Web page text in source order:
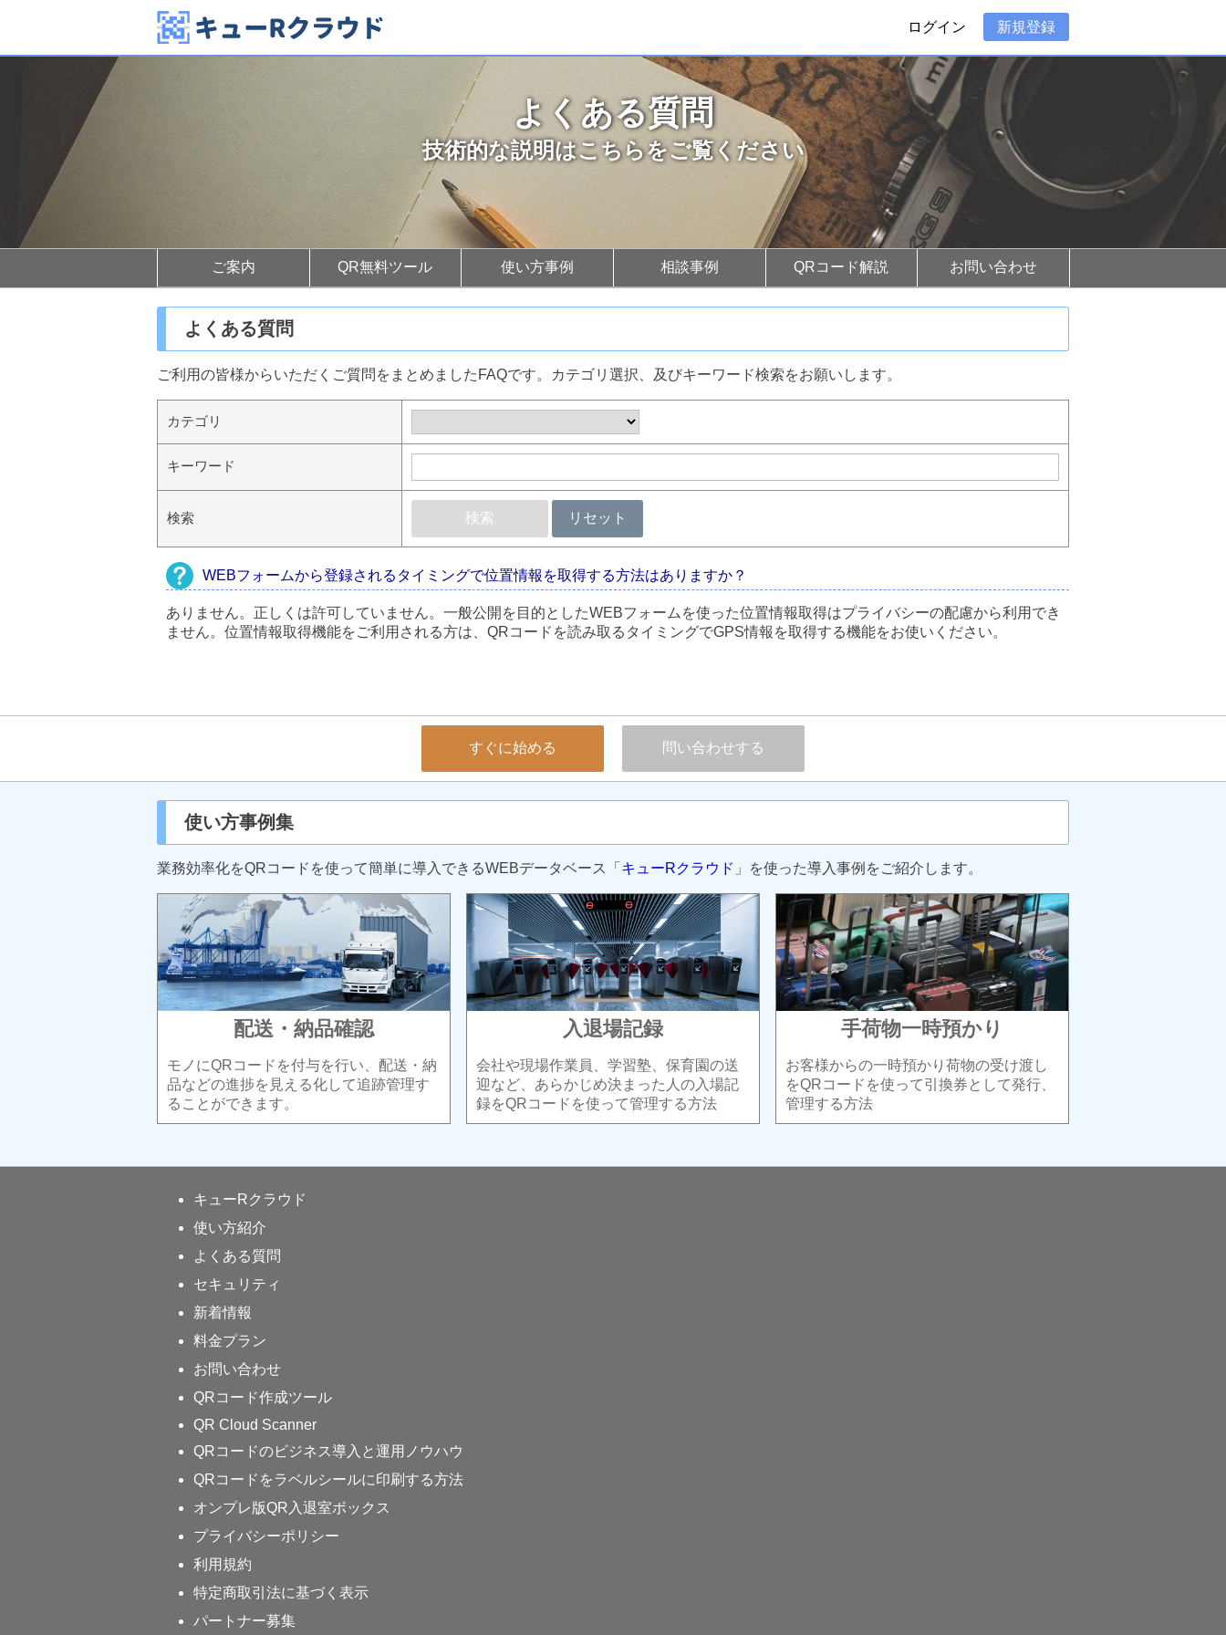
ログイン 新規登録
よくある質問
技術的な説明はこちらをご覧ください
ご案内 QR無料ツール 使い方事例 相談事例 QRコード解説 お問い合わせ
よくある質問
ご利用の皆様からいただくご質問をまとめましたFAQです。カテゴリ選択、及びキーワード検索をお願いします。
カテゴリ
キーワード
検索 検索 リセット
WEBフォームから登録されるタイミングで位置情報を取得する方法はありますか？
ありません。正しくは許可していません。一般公開を目的としたWEBフォームを使った位置情報取得はプライバシーの配慮から利用でき
ません。位置情報取得機能をご利用される方は、QRコードを読み取るタイミングでGPS情報を取得する機能をお使いください。
すぐに始める 問い合わせする
使い方事例集
業務効率化をQRコードを使って簡単に導入できるWEBデータベース「 キューRクラウド 」を使った導入事例をご紹介します。
配送・納品確認
モノにQRコードを付与を行い、配送・納
品などの進捗を見える化して追跡管理す
ることができます。
入退場記録
会社や現場作業員、学習塾、保育園の送
迎など、あらかじめ決まった人の入場記
録をQRコードを使って管理する方法
手荷物一時預かり
お客様からの一時預かり荷物の受け渡し
をQRコードを使って引換券として発行、
管理する方法
キューRクラウド
使い方紹介
よくある質問
セキュリティ
新着情報
料金プラン
お問い合わせ
QRコード作成ツール
QR Cloud Scanner
QRコードのビジネス導入と運用ノウハウ
QRコードをラベルシールに印刷する方法
オンプレ版QR入退室ボックス
プライバシーポリシー
利用規約
特定商取引法に基づく表示
パートナー募集